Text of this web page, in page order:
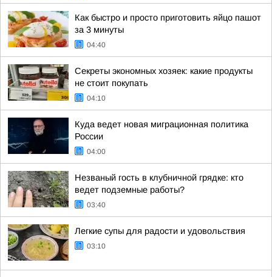
Как быстро и просто приготовить яйцо пашот
за 3 минуты
04:40
Секреты экономных хозяек: какие продукты
не стоит покупать
04:10
Куда ведет новая миграционная политика
России
04:00
Незваный гость в клубничной грядке: кто
ведет подземные работы?
03:40
Легкие супы для радости и удовольствия
03:10